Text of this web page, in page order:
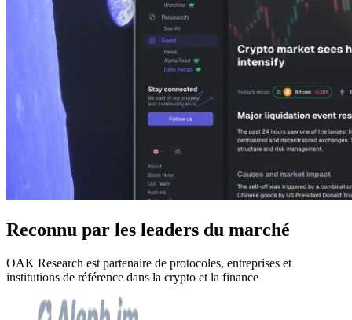
Reconnu par les leaders du marché
OAK Research est partenaire de protocoles, entreprises et
institutions de référence dans la crypto et la finance